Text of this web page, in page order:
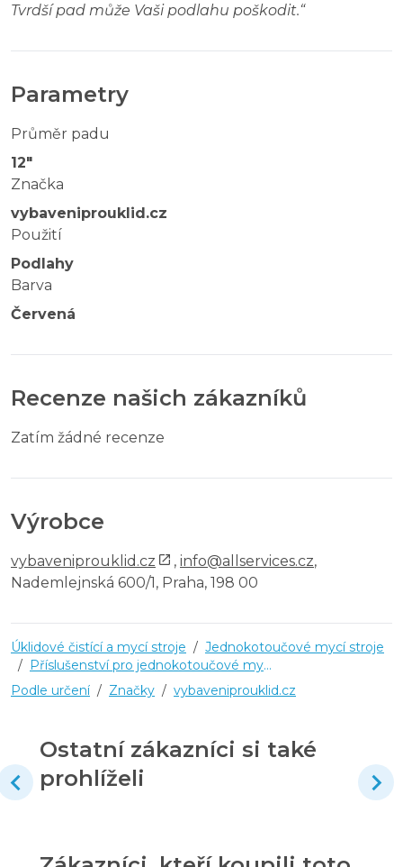
Tvrdší pad může Vaši podlahu poškodit.“
Parametry
Průměr padu
12"
Značka
vybaveniprouklid.cz
Použití
Podlahy
Barva
Červená
Recenze našich zákazníků
Zatím žádné recenze
Výrobce
vybaveniprouklid.cz , info@allservices.cz,
Nademlejnská 600/1, Praha, 198 00
Úklidové čistící a mycí stroje / Jednokotoučové mycí stroje
/
Příslušenství pro jednokotoučové mycí stroje
Podle určení / Značky / vybaveniprouklid.cz
Ostatní zákazníci si také
prohlíželi